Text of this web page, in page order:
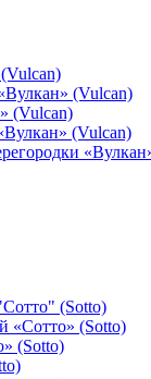
(Vulcan)
(Vulcan)
(Vulcan)
(Sotto)
«Сотто» (Sotto)
(Sotto)